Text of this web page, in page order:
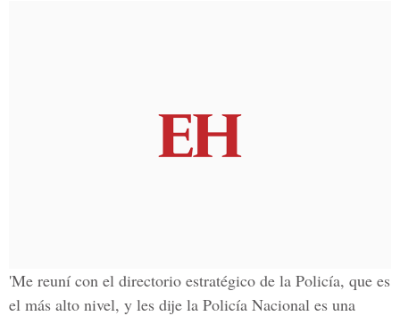
'Me reuní con el directorio estratégico de la Policía, que es
el más alto nivel, y les dije la Policía Nacional es una